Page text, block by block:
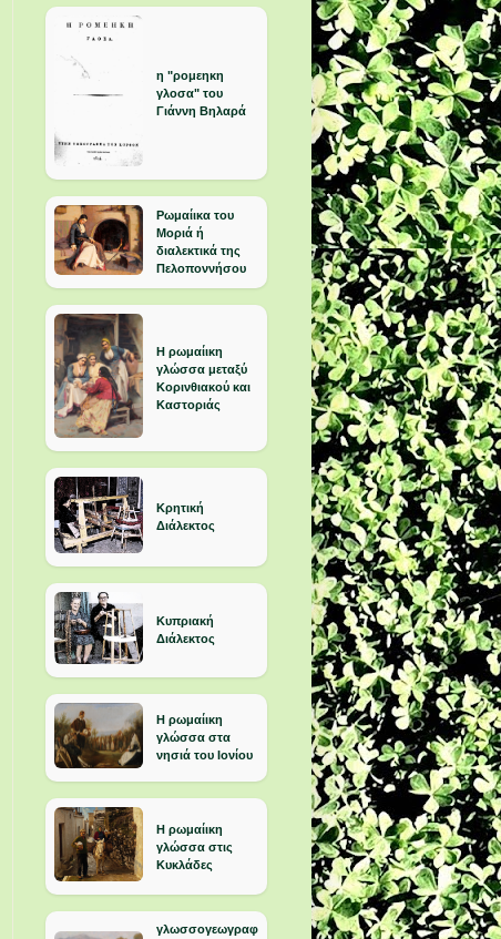
η "ρομεηκη
γλοσα" του
Γιάννη Βηλαρά
Ρωμαίικα του
Μοριά ή
διαλεκτικά της
Πελοποννήσου
Η ρωμαίικη
γλώσσα μεταξύ
Κορινθιακού και
Καστοριάς
Κρητική
Διάλεκτος
Κυπριακή
Διάλεκτος
Η ρωμαίικη
γλώσσα στα
νησιά του Ιονίου
Η ρωμαίικη
γλώσσα στις
Κυκλάδες
γλωσσογεωγραφ